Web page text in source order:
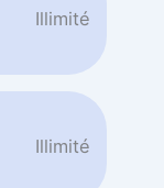
Illimité
Illimité